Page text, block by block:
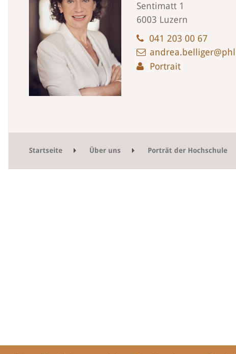
Sentimatt 1
6003 Luzern
041 203 00 67
Portrait
Startseite Über uns
Porträt der Hochschule